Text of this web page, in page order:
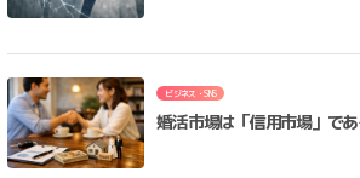
ビジネス・SNS
婚活市場は「信用市場」で